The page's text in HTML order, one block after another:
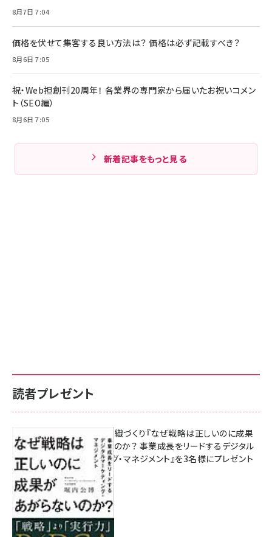
8月7日 7:04
価格を伏せて集客する良い方法は？ 価格は必ず記載すべき？
8月6日 7:05
祝・Web担創刊20周年！ 各業界の専門家から届いたお祝いコメン
ト（SEO編）
8月6日 7:05
新着記事をもっと見る
読者プレゼント
成果を生む組織づくり『なぜ戦略は正しいのに成果
があがらないのか？ 事業成長をリードするデジタル
マーケティング・マネジメント』を3名様にプレゼント
8月7日 10:00